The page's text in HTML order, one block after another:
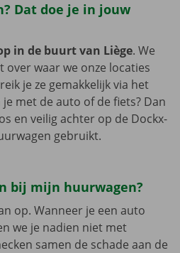
Dat doe je in jouw
in de buurt van Liège. We
over waar we onze locaties
je ze gemakkelijk via het
met de auto of de fiets? Dan
en veilig achter op de Dockx-
gebruikt.
bij mijn huurwagen?
op. Wanneer je een auto
we je nadien niet met
samen de schade aan de